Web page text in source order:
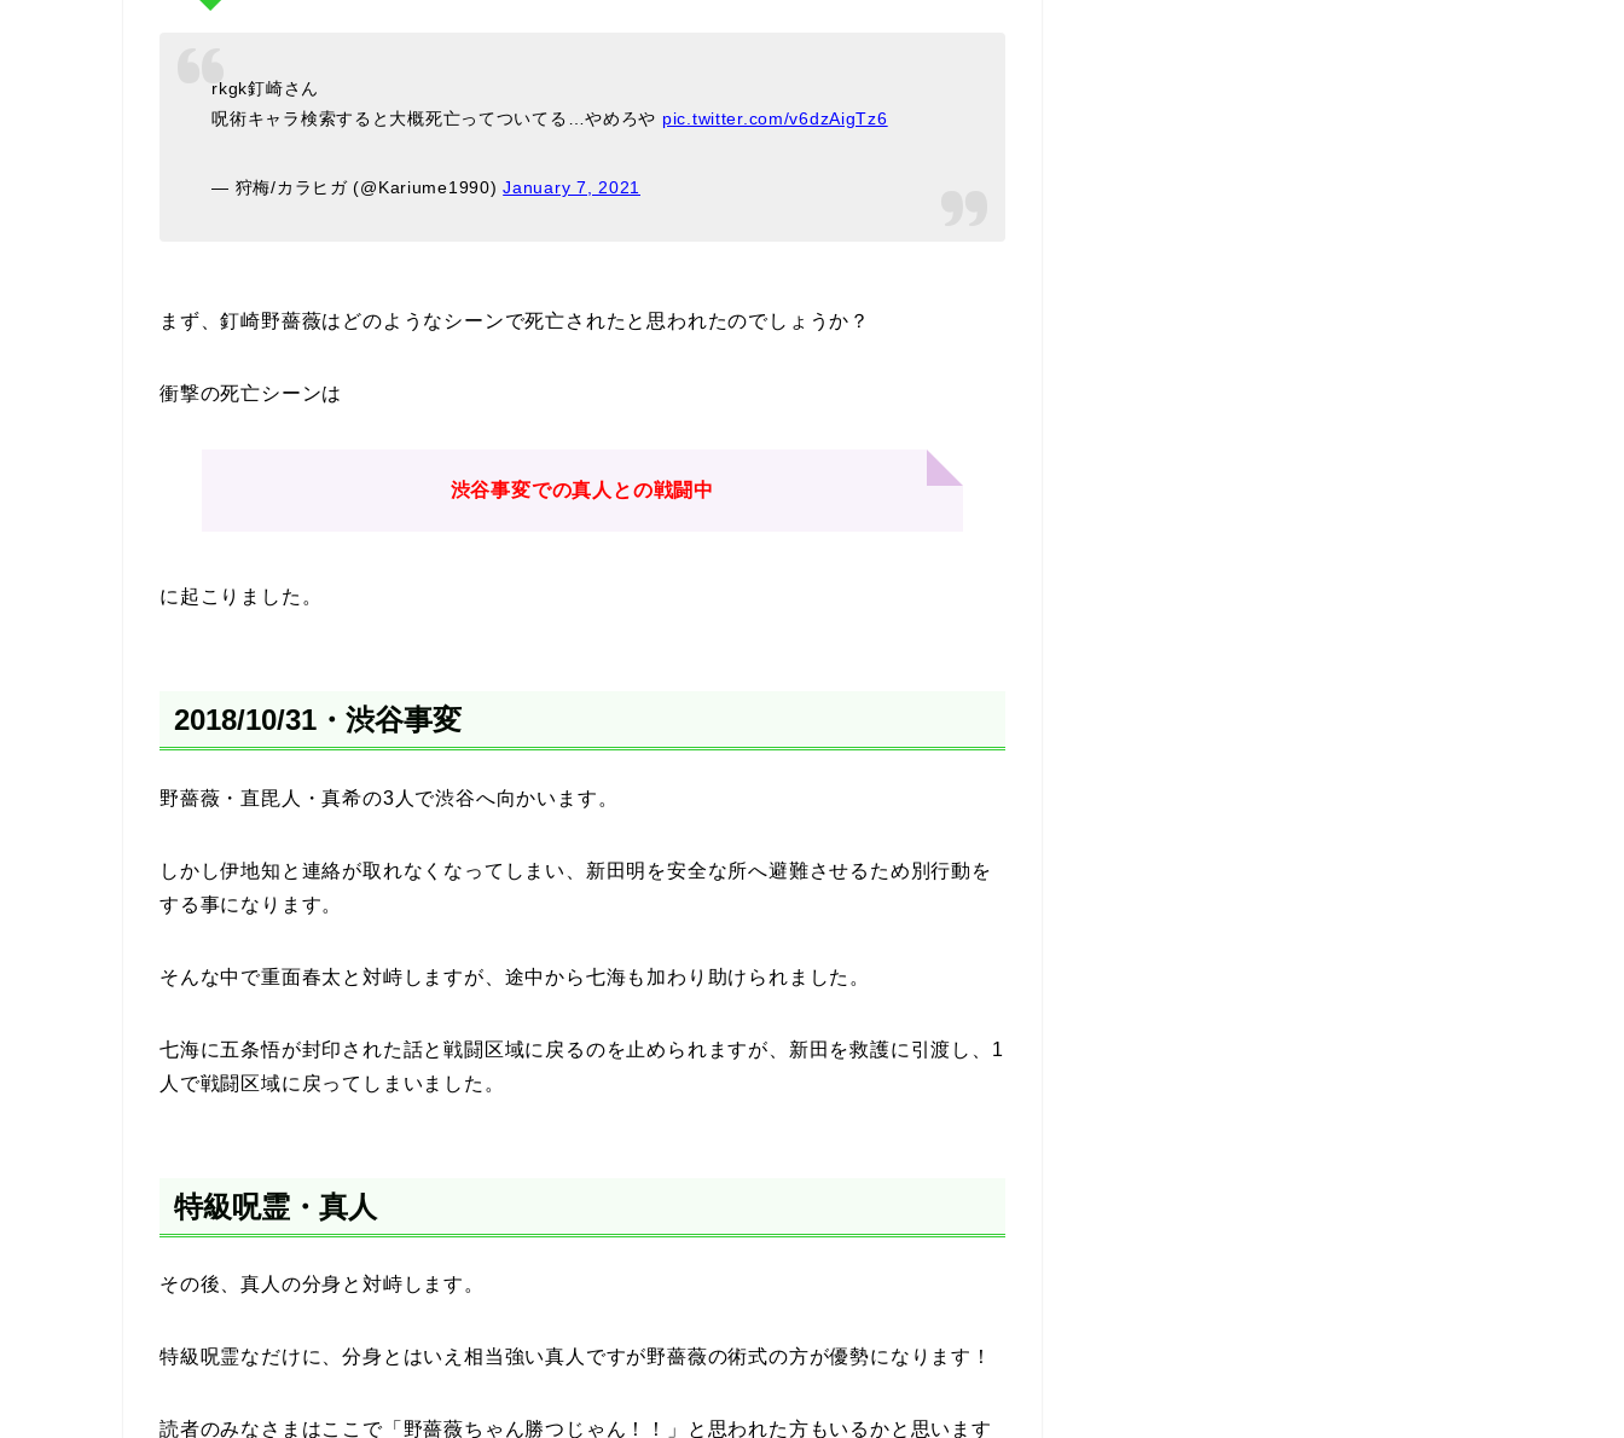
rkgk釘崎さん
呪術キャラ検索すると大概死亡ってついてる…やめろや pic.twitter.com/v6dzAigTz6
— 狩梅/カラヒガ (@Kariume1990)January 7, 2021
まず、釘崎野薔薇はどのようなシーンで死亡されたと思われたのでしょうか？
衝撃の死亡シーンは
渋谷事変での真人との戦闘中
に起こりました。
2018/10/31・渋谷事変
野薔薇・直毘人・真希の3人で渋谷へ向かいます。
しかし伊地知と連絡が取れなくなってしまい、新田明を安全な所へ避難させるため別行動を
する事になります。
そんな中で重面春太と対峙しますが、途中から七海も加わり助けられました。
七海に五条悟が封印された話と戦闘区域に戻るのを止められますが、新田を救護に引渡し、1
人で戦闘区域に戻ってしまいました。
特級呪霊・真人
その後、真人の分身と対峙します。
特級呪霊なだけに、分身とはいえ相当強い真人ですが野薔薇の術式の方が優勢になります！
読者のみなさまはここで「野薔薇ちゃん勝つじゃん！！」と思われた方もいるかと思います